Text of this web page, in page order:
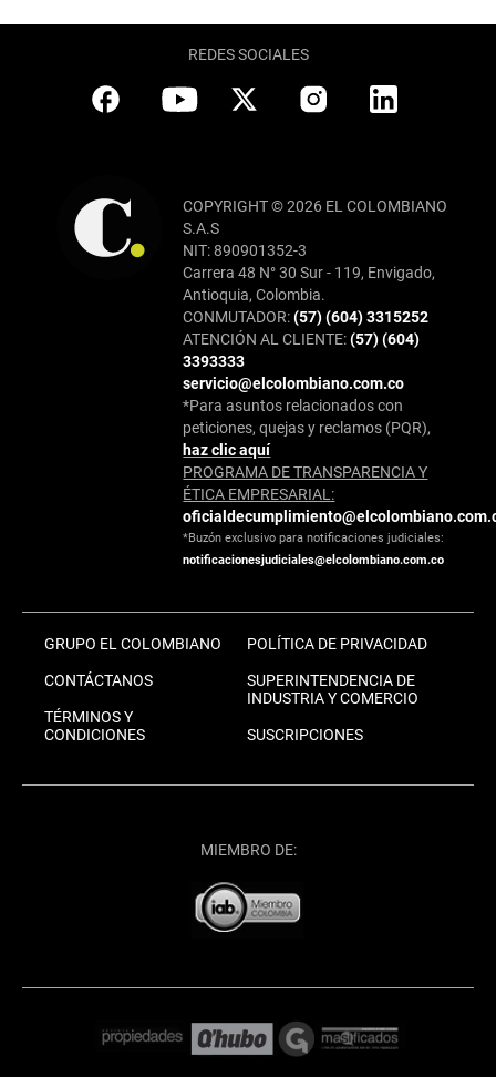
REDES SOCIALES
COPYRIGHT © 2026 EL COLOMBIANO
S.A.S
NIT: 890901352-3
Carrera 48 N° 30 Sur - 119, Envigado,
Antioquia, Colombia.
CONMUTADOR:(57) (604) 3315252
ATENCIÓN AL CLIENTE:(57) (604)
3393333
servicio@elcolombiano.com.co
*Para asuntos relacionados con
peticiones, quejas y reclamos (PQR),
haz clic aquí
PROGRAMA DE TRANSPARENCIA Y
ÉTICA EMPRESARIAL:
*Buzón exclusivo para notificaciones judiciales:
notificacionesjudiciales@elcolombiano.com.co
GRUPO EL COLOMBIANO
CONTÁCTANOS
TÉRMINOS Y
CONDICIONES
POLÍTICA DE PRIVACIDAD
SUPERINTENDENCIA DE
INDUSTRIA Y COMERCIO
SUSCRIPCIONES
MIEMBRO DE: